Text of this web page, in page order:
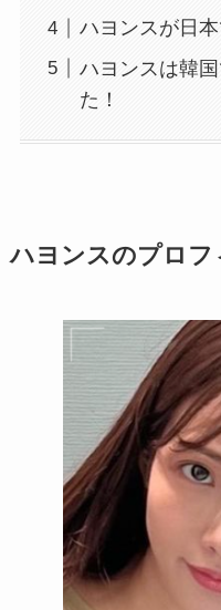
ハヨンスが日
ハヨンスは韓
た！
ハヨンスのプロフ